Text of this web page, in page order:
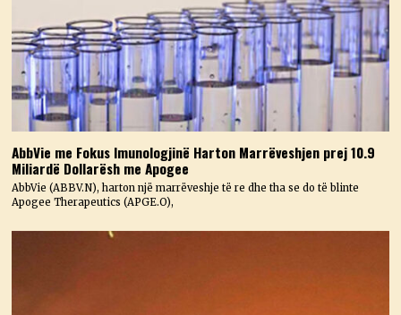
AbbVie me Fokus Imunologjinë Harton Marrëveshjen prej 10.9
Miliardë Dollarësh me Apogee
AbbVie (ABBV.N), harton një marrëveshje të re dhe tha se do të blinte
Apogee Therapeutics (APGE.O),